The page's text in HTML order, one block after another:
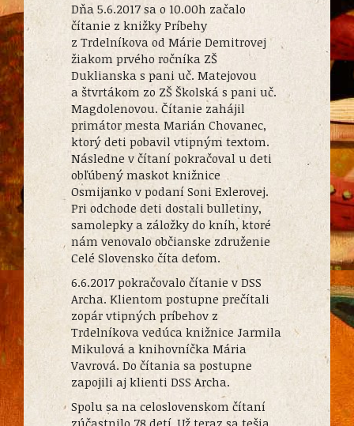
Dňa 5.6.2017 sa o 10.00h začalo
čítanie z knižky Príbehy
z Trdelníkova od Márie Demitrovej
žiakom prvého ročníka ZŠ
Duklianska s pani uč. Matejovou
a štvrtákom zo ZŠ Školská s pani uč.
Magdolenovou. Čítanie zahájil
primátor mesta Marián Chovanec,
ktorý deti pobavil vtipným textom.
Následne v čítaní pokračoval u deti
obľúbený maskot knižnice
Osmijanko v podaní Soni Exlerovej.
Pri odchode deti dostali bulletiny,
samolepky a záložky do kníh, ktoré
nám venovalo občianske združenie
Celé Slovensko číta deťom.
6.6.2017 pokračovalo čítanie v DSS
Archa. Klientom postupne prečítali
zopár vtipných príbehov z
Trdelníkova vedúca knižnice Jarmila
Mikulová a knihovníčka Mária
Vavrová. Do čítania sa postupne
zapojili aj klienti DSS Archa.
Spolu sa na celoslovenskom čítaní